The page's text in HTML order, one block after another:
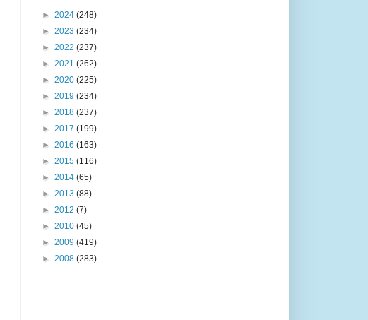
► 2024 (248)
► 2023 (234)
► 2022 (237)
► 2021 (262)
► 2020 (225)
► 2019 (234)
► 2018 (237)
► 2017 (199)
► 2016 (163)
► 2015 (116)
► 2014 (65)
► 2013 (88)
► 2012 (7)
► 2010 (45)
► 2009 (419)
► 2008 (283)